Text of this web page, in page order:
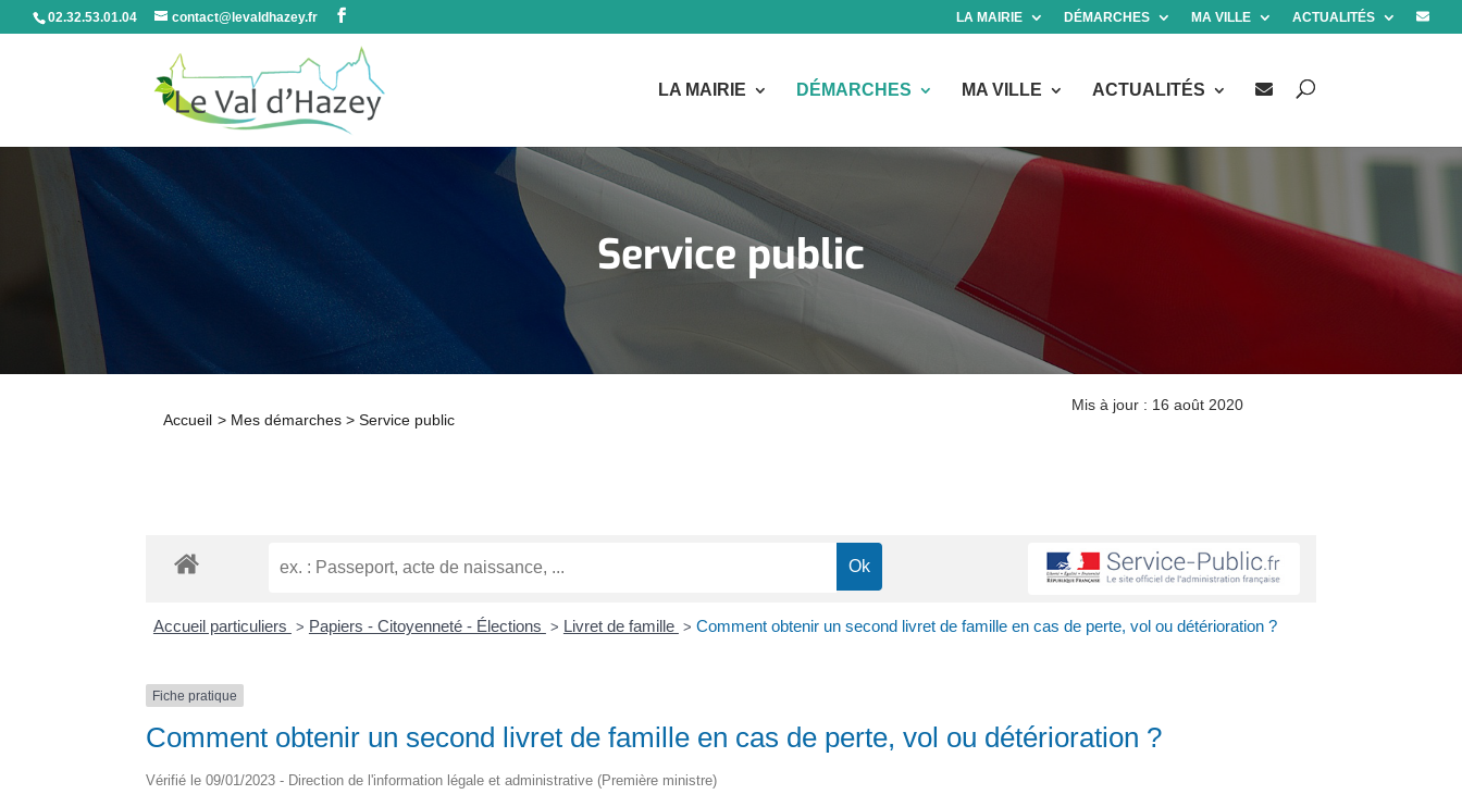
02.32.53.01.04 contact@levaldhazey.fr LA MAIRIE DÉMARCHES MA VILLE ACTUALITÉS
LA MAIRIE DÉMARCHES MA VILLE ACTUALITÉS
Service public
Accueil > Mes démarches > Service public
Mis à jour : 16 août 2020
Accueil particuliers > Papiers - Citoyenneté - Élections > Livret de famille > Comment obtenir un second livret de famille en cas de perte, vol ou détérioration ?
Fiche pratique
Comment obtenir un second livret de famille en cas de perte, vol ou détérioration ?
Vérifié le 09/01/2023 - Direction de l'information légale et administrative (Première ministre)